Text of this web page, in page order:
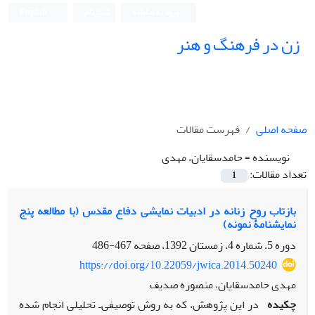
زن در فرهنگ و هنر
صفحه اصلی
فهرست مقالات
نویسنده =حامدسقایان، مهدی
تعداد مقالات:
1
بازتاب روح زنانه در ادبیات نمایشی دفاع مقدس (با مطالعه پنج
نمایشنامۀ نمونه)
دوره 5، شماره 4، زمستان 1392، صفحه
467-486
https://doi.org/10.22059/jwica.2014.50240
مهدی حامدسقایان، منصوره صدیف
چکیده در این پژوهش، که به روش توصیفی‌ـ تحلیلی انجام شده